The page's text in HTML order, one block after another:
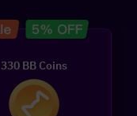
330 BB Coins